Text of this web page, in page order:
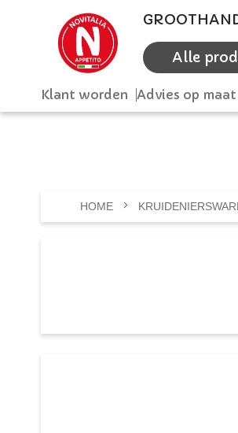
Alle
Klant worden Advies op maat
HOME